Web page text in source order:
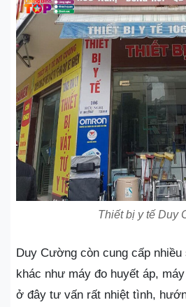
Thiết bị y tế Duy
Duy Cường còn cung cấp
khác như máy đo huyết áp,
ở đây tư vấn rất nhiệt tình,